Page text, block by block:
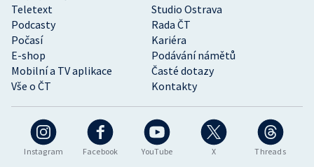
Instagram Facebook YouTube X Threads
Teletext
Studio Ostrava
Podcasty
Rada ČT
Počasí
Kariéra
E-shop
Podávání námětů
Mobilní a TV aplikace
Časté dotazy
Vše o ČT
Kontakty